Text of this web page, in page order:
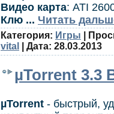
Видео карта: ATI
Клю ... Читать
Категория: Игры |
vital
| Дата: 28.03.2013
µTorrent 3.3
µTorrent - быстрый,